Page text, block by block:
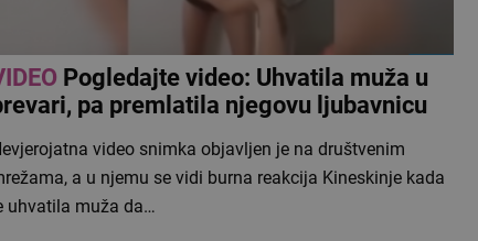
Pogledajte video: Uhvatila muža u
pa premlatila njegovu ljubavnicu
video snimka objavljen je na društvenim
a u njemu se vidi burna reakcija Kineskinje kada
uhvatila muža da…